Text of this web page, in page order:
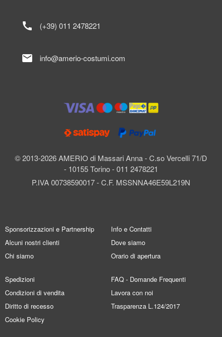
© 2013-2026 AMERIO di Massari Anna - C.so Vercelli 71/D
- 10155 Torino - 011 2478221
P.IVA 00738590017 - C.F. MSSNNA46E59L219N
call (+39) 011 2478221
mail info@amerio-costumi.com
Sponsorizzazioni e Partnership
Alcuni nostri clienti
Chi siamo
Info e Contatti
Dove siamo
Orario di apertura
Spedizioni
Condizioni di vendita
Diritto di recesso
Cookie Policy
FAQ - Domande Frequenti
Lavora con noi
Trasparenza L.124/2017